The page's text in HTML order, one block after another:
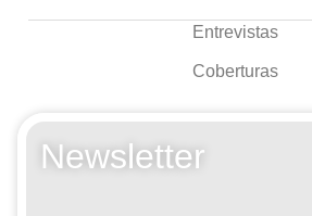
Entrevistas
Coberturas
Newsletter